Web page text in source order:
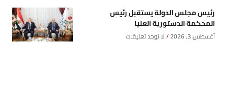
رئيس مجلس الدولة يستقبل رئيس
المحكمة الدستورية العليا
أغسطس 3, 2026 لا توجد تعليقات